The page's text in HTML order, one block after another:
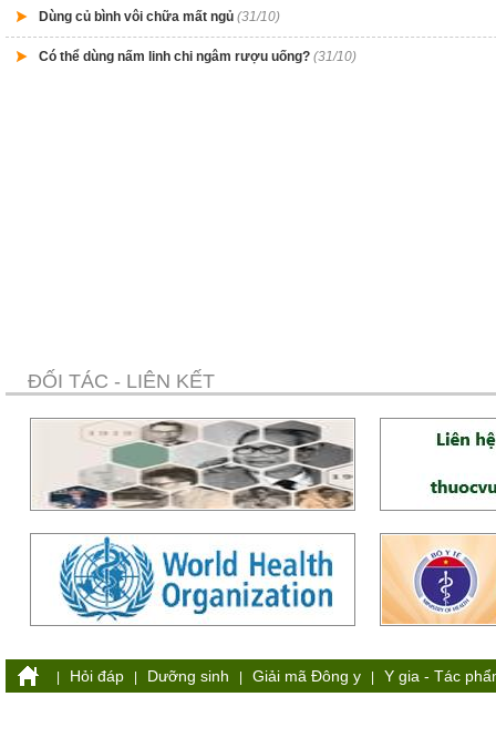
Dùng củ bình vôi chữa mất ngủ (31/10)
Có thể dùng nấm linh chi ngâm rượu uống? (31/10)
ĐỐI TÁC - LIÊN KẾT
Hỏi đáp Dưỡng sinh Giải mã Đông y Y gia - Tác